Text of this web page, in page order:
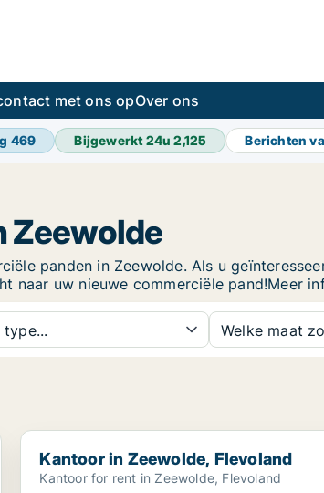
met ons opOver ons
469 Bijgewerkt 24u2,125 Berichten
Zeewolde
panden in Zeewolde. Als u
naar uw nieuwe commerciële pand!Meer
type... Welke maat
Kantoor in Zeewolde, Flevoland
Kantoor in Zeewolde, Flevoland
Kantoor for rent in Zeewolde, Flevoland